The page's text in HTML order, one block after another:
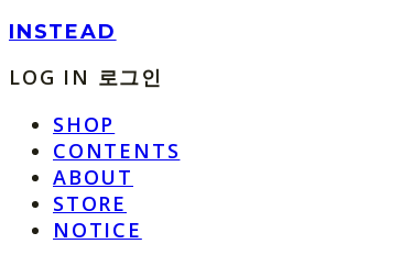
INSTEAD
LOG IN 로그인
SHOP
CONTENTS
ABOUT
STORE
NOTICE